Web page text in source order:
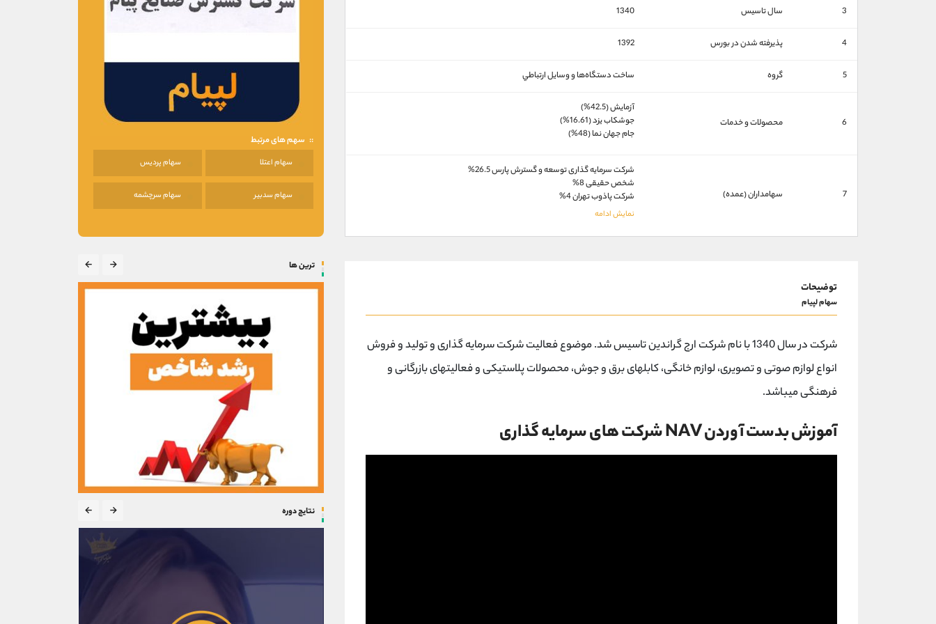
3 سال تاسیس 1340
4 پذیرفته شدن در بورس 1392
5 گروه ساخت دستگاه‌ها و وسايل ارتباطي
6 محصولات و خدمات
آزمایش (42.5%)
جوشکاب یزد (16.61%)
جام جهان نما (48%)
7 سهامداران (عمده)
شرکت سرمایه گذاری توسعه و گسترش پارس 26.5%
شخص حقیقی 8%
شرکت پاذوب تهران 4%
سهم های مرتبط
سهام اعتلا سهام پردیس
سهام سدبیر سهام سرچشمه
توضیحات
سهام لپیام
شرکت در سال 1340 با نام شرکت ارج گراندین تاسیس شد. موضوع فعالیت شرکت سرمایه گذاری و تولید و فروش
انواع لوازم صوتی و تصویری، لوازم خانگی، کابلهای برق و جوش، محصولات پلاستیکی و فعالیتهای بازرگانی و
فرهنگی میباشد.
آموزش بدست آوردن NAV شرکت های سرمایه گذاری
ترین ها
نتایج دوره